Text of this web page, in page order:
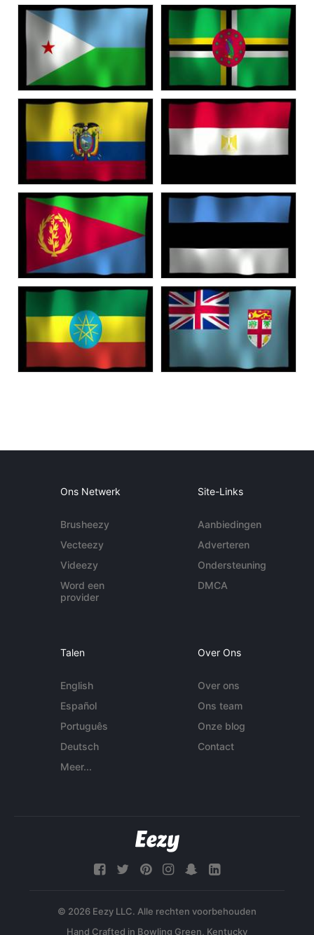
Ons Netwerk
Brusheezy
Vecteezy
Videezy
Word een
provider
Site-Links
Aanbiedingen
Adverteren
Ondersteuning
DMCA
Talen
English
Español
Português
Deutsch
Meer...
Over Ons
Over ons
Ons team
Onze blog
Contact
© 2026 Eezy LLC. Alle rechten voorbehouden